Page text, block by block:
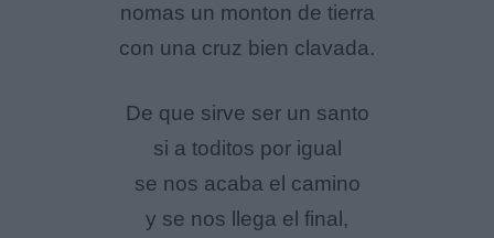
nomas un monton de tierra
con una cruz bien clavada.
De que sirve ser un santo
si a toditos por igual
se nos acaba el camino
y se nos llega el final,